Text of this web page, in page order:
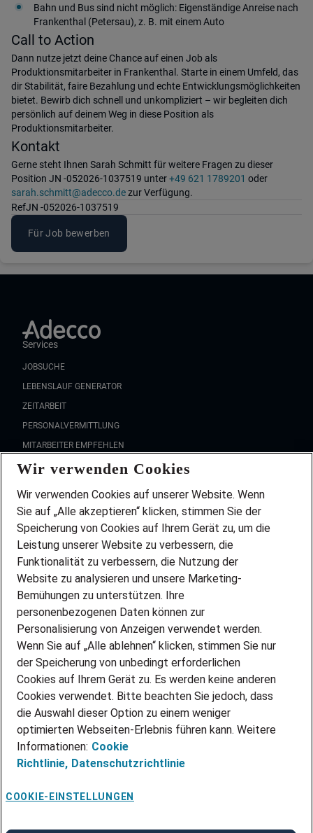
Bahn und Bus sind nicht möglich: Eigenständige Anreise nach
Frankenthal (Petersau), z. B. mit einem Auto
Call to Action
Dann nutze jetzt deine Chance auf einen Job als
Produktionsmitarbeiter in Frankenthal. Starte in einem Umfeld, das
dir Stabilität, faire Bezahlung und echte Entwicklungsmöglichkeiten
bietet. Bewirb dich schnell und unkompliziert – wir begleiten dich
persönlich auf deinem Weg in diese Position als
Produktionsmitarbeiter.
Kontakt
Gerne steht Ihnen Sarah Schmitt für weitere Fragen zu dieser
Position JN -052026-1037519 unter+49 621 1789201 oder
sarah.schmitt@adecco.dezur Verfügung.
RefJN -052026-1037519
Für Job bewerben
Services
JOBSUCHE
LEBENSLAUF GENERATOR
ZEITARBEIT
PERSONALVERMITTLUNG
MITARBEITER EMPFEHLEN
FAQ
Wir stellen ein!
DEINE BERUFSGRUPPE
DEINE LEBENSSITUATION
PARTNERSHIP WITH AIRBUS
INITIATIV BEWERBEN
ÜBER UNS
STANDORTE
BLOG
PRESSE
KONTAKT
@Adecco 2026
IMPRESSUM
DATENSCHUTZ
NUTZUNGSBEDINGUNGEN
COOKIE-RICHTLINIEN
Wir verwenden Cookies
Wir verwenden Cookies auf unserer Website. Wenn
Sie auf „Alle akzeptieren“ klicken, stimmen Sie der
Speicherung von Cookies auf Ihrem Gerät zu, um die
Leistung unserer Website zu verbessern, die
Funktionalität zu verbessern, die Nutzung der
Website zu analysieren und unsere Marketing-
Bemühungen zu unterstützen. Ihre
personenbezogenen Daten können zur
Personalisierung von Anzeigen verwendet werden.
Wenn Sie auf „Alle ablehnen“ klicken, stimmen Sie nur
der Speicherung von unbedingt erforderlichen
Cookies auf Ihrem Gerät zu. Es werden keine anderen
Cookies verwendet. Bitte beachten Sie jedoch, dass
die Auswahl dieser Option zu einem weniger
optimierten Webseiten-Erlebnis führen kann. Weitere
Informationen: Cookie
Richtlinie, Datenschutzrichtlinie
COOKIE-EINSTELLUNGEN